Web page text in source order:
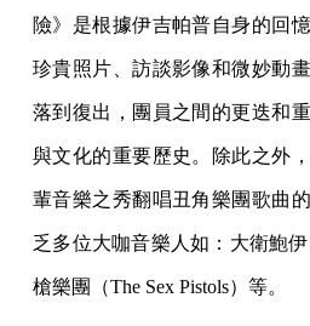
險》是根據伊吉帕普自身的回
珍貴照片、訪談影像和微妙動
落到復出，團員之間的更迭和
與文化的重要歷史。除此之外
輩音樂之秀翻唱丑角樂團歌曲
乏多位大咖音樂人如：大衛鮑
槍樂團（The Sex Pistols）等。